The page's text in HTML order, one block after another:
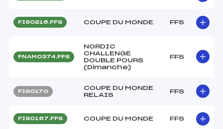
FIS0216.FFS COUPE DU MONDE FFS
FNAM0374.FFS
NORDIC
CHALLENGE
DOUBLE POURS
(Dimanche)
FFS
FIS0170
COUPE DU MONDE
RELAIS
FFS
FIS0167.FFS COUPE DU MONDE FFS